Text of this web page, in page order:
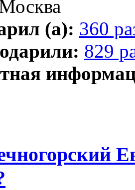
(а): 360
829